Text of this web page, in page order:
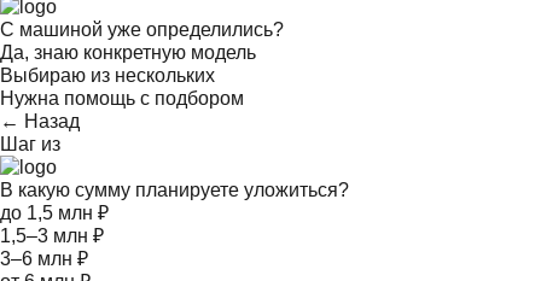
С машиной уже определились?
Да, знаю конкретную модель
Выбираю из нескольких
Нужна помощь с подбором
← Назад
Шаг из
В какую сумму планируете уложиться?
до 1,5 млн ₽
1,5–3 млн ₽
3–6 млн ₽